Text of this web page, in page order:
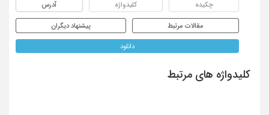
چکیده کلیدواژه آدرس
مقالات مرتبط پیشنهاد دیگران
دانلود
کلیدواژه های مرتبط